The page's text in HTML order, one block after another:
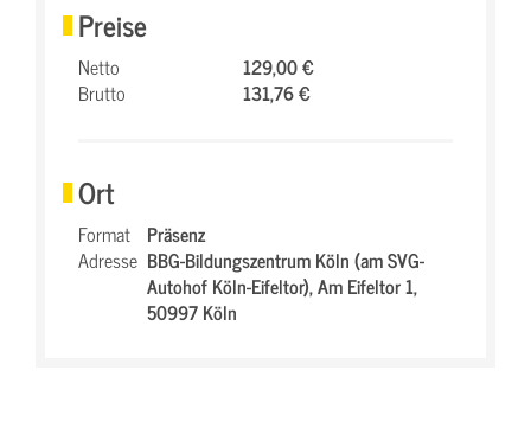
Preise
Netto
129,00 €
Brutto
131,76 €
Ort
Format Präsenz
Adresse BBG-Bildungszentrum Köln (am SVG-
Autohof Köln-Eifeltor),Am Eifeltor 1,
50997 Köln